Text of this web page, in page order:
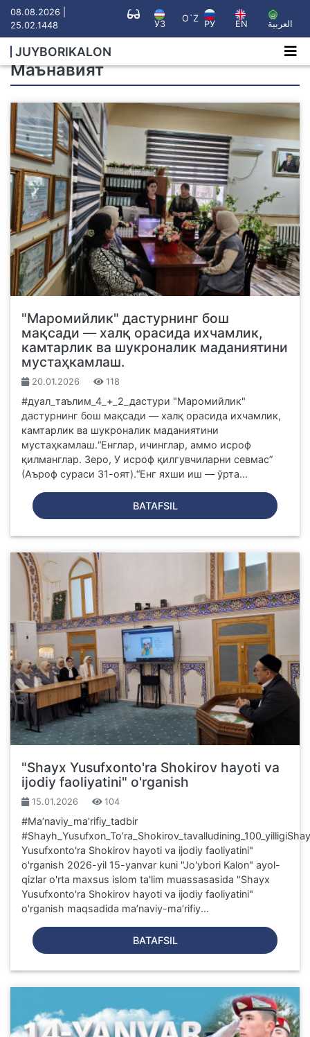
08.08.2026 |
25.02.1448
УЗ
O`Z
РУ EN العربية
JUYBORIKALON
Маънавият
"Маромийлик" дастурнинг бош
мақсади — халқ орасида ихчамлик,
камтарлик ва шукроналик маданиятини
мустаҳкамлаш.
20.01.2026 118
#дуал_таълим_4_+_2_дастури "Маромийлик"
дастурнинг бош мақсади — халқ орасида ихчамлик,
камтарлик ва шукроналик маданиятини
мустаҳкамлаш.“Енглар, ичинглар, аммо исроф
қилманглар. Зеро, У исроф қилгувчиларни севмас”
(Аъроф сураси 31-оят).“Енг яхши иш — ўрта...
BATAFSIL
"Shayx Yusufxonto'ra Shokirov hayoti va
ijodiy faoliyatini" o'rganish
15.01.2026 104
#Maʼnaviy_maʼrifiy_tadbir
Yusufxonto'ra Shokirov hayoti va ijodiy faoliyatini"
o'rganish 2026-yil 15-yanvar kuni "Jo'ybori Kalon" ayol-
qizlar o'rta maxsus islom ta'lim muassasasida "Shayx
Yusufxonto'ra Shokirov hayoti va ijodiy faoliyatini"
o'rganish maqsadida maʼnaviy-maʼrifiy...
BATAFSIL